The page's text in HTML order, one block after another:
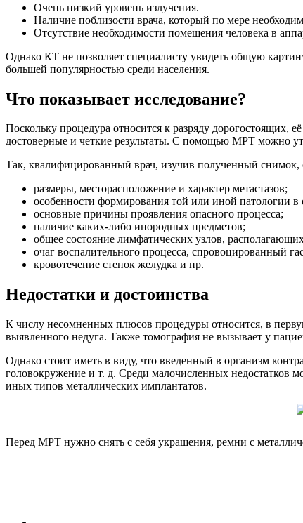
Очень низкий уровень излучения.
Наличие поблизости врача, который по мере
Отсутствие необходимости помещения человека в
Однако КТ не позволяет специалисту увидеть общую
большей популярностью среди населения.
Что показывает исследование?
Поскольку процедура относится к разряду
достоверные и четкие результаты. С помощью МРТ можно
Так, квалифицированный врач, изучив полученный снимок,
размеры, месторасположение и характер метастазов;
особенности формирования той или иной патологии в
основные причины проявления опасного процесса;
наличие каких-либо инородных предметов;
общее состояние лимфатических узлов,
очаг воспалительного процесса, спровоцированный
кровотечение стенок желудка и пр.
Недостатки и достоинства
К числу несомненных плюсов процедуры относится, в
выявленного недуга. Также томография не вызывает у
Однако стоит иметь в виду, что введенный в организм
головокружение и т. д. Среди малочисленных недостатков
иных типов металлических имплантатов.
Перед МРТ нужно снять с себя украшения, ремни с